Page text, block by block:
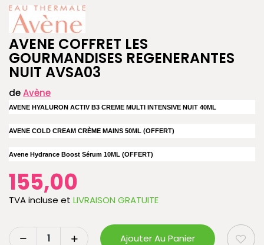
AVENE COFFRET LES
GOURMANDISES REGENERANTES
NUIT AVSA03
deAvène
AVENE HYALURON ACTIV B3 CREME MULTI INTENSIVE NUIT 40ML
AVENE COLD CREAM CRÈME MAINS 50ML (OFFERT)
Avene Hydrance Boost Sérum 10ML (OFFERT)
155,00
TVA incluse et LIVRAISON GRATUITE
Ajouter Au Panier